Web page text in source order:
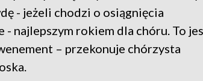
- jeżeli chodzi o osiągnięcia
- najlepszym rokiem dla chóru. To
– przekonuje chórzysta